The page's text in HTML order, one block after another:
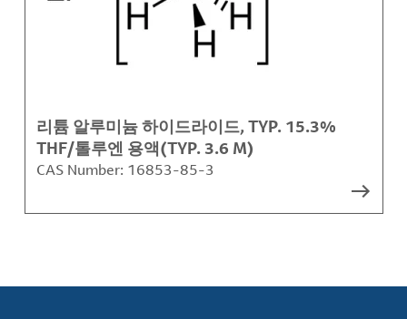
리튬 알루미늄 하이드라이드, TYP. 15.3%
THF/톨루엔 용액(TYP. 3.6 M)
CAS Number: 16853-85-3